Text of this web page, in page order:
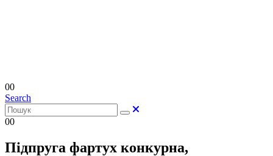
00
Search
00
Підпруга фартух конкурна,